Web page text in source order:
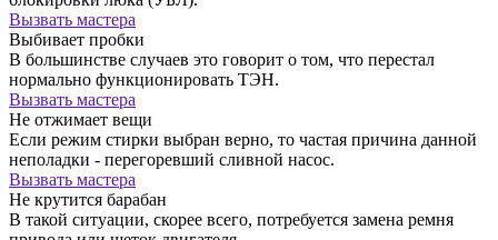
Вызвать мастера
Выбивает пробки
В большинстве случаев это говорит о том, что перестал
нормально функционировать ТЭН.
Вызвать мастера
Не отжимает вещи
Если режим стирки выбран верно, то частая причина данной
неполадки - перегоревший сливной насос.
Вызвать мастера
Не крутится барабан
В такой ситуации, скорее всего, потребуется замена ремня